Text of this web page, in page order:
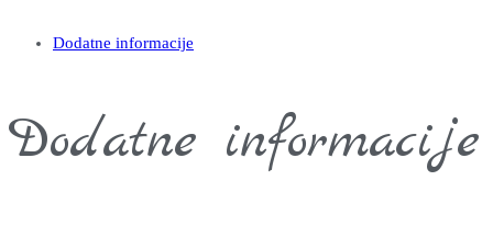
Dodatne informacije
Dodatne informacije